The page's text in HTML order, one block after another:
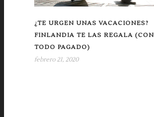
¿TE URGEN UNAS VACACIONES?
FINLANDIA TE LAS REGALA (CON
TODO PAGADO)
febrero 21, 2020